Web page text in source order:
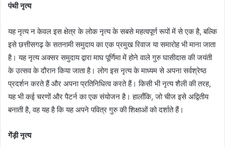
पंथी नृत्य
यह नृत्य न केवल इस क्षेत्र के लोक नृत्य के सबसे महत्वपूर्ण रूपों में से एक है, बल्कि
इसे छत्तीसगढ़ के सतनामी समुदाय का एक प्रमुख रिवाज या समारोह भी माना जाता
है। यह नृत्य अक्सर समुदाय द्वारा माघ पूर्णिमा में होने वाले गुरु घासीदास की जयंती
के उत्सव के दौरान किया जाता है। लोग इस नृत्य के माध्यम से अपना सर्वश्रेष्ठ
प्रदर्शन करते हैं और अपना प्रतिनिधित्व करते हैं। किसी भी नृत्य शैली की तरह,
यह भी कई चरणों और पैटर्न का एक संयोजन है। हालाँकि, जो चीज इसे अद्वितीय
बनाती है, वह यह है कि यह अपने पवित्र गुरु की शिक्षाओं को दर्शाते हैं।
गेंड़ी नृत्य